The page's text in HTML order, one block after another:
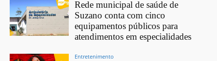
Rede municipal de saúde de
Suzano conta com cinco
equipamentos públicos para
atendimentos em especialidades
Entretenimento